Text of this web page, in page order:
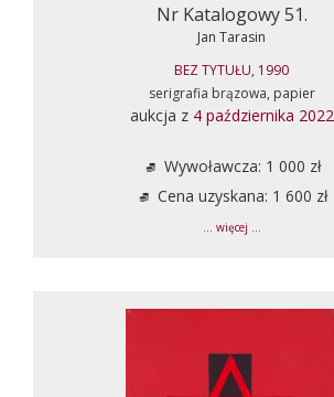
Nr Katalogowy 51.
Jan Tarasin
BEZ TYTUŁU, 1990
serigrafia brązowa, papier
aukcja z 4 października 2022
Wywoławcza: 1 000 zł
Cena uzyskana: 1 600 zł
... więcej ...